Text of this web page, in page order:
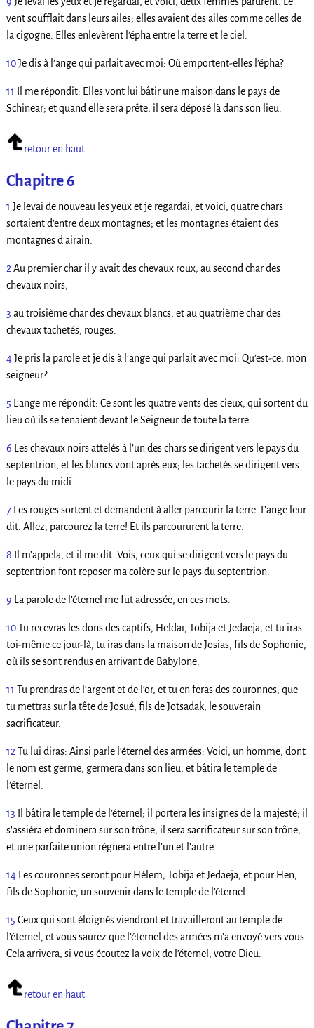
vent soufflait dans leurs ailes; elles avaient des ailes comme celles de
la cigogne. Elles enlevèrent l’épha entre la terre et le ciel.
10Je dis à l’ange qui parlait avec moi: Où emportent-elles l’épha?
11 Il me répondit: Elles vont lui bâtir une maison dans le pays de
Schinear; et quand elle sera prête, il sera déposé là dans son lieu.
retour en haut
Chapitre 6
1 Je levai de nouveau les yeux et je regardai, et voici, quatre chars
sortaient d’entre deux montagnes; et les montagnes étaient des
montagnes d’airain.
2 Au premier char il y avait des chevaux roux, au second char des
chevaux noirs,
3 au troisième char des chevaux blancs, et au quatrième char des
chevaux tachetés, rouges.
4Je pris la parole et je dis à l’ange qui parlait avec moi: Qu’est-ce, mon
seigneur?
5 L’ange me répondit: Ce sont les quatre vents des cieux, qui sortent du
lieu où ils se tenaient devant le Seigneur de toute la terre.
6 Les chevaux noirs attelés à l’un des chars se dirigent vers le pays du
septentrion, et les blancs vont après eux; les tachetés se dirigent vers
le pays du midi.
7Les rouges sortent et demandent à aller parcourir la terre. L’ange leur
dit: Allez, parcourez la terre! Et ils parcoururent la terre.
8 Il m’appela, et il me dit: Vois, ceux qui se dirigent vers le pays du
septentrion font reposer ma colère sur le pays du septentrion.
9 La parole de l’éternel me fut adressée, en ces mots:
10Tu recevras les dons des captifs, Heldaï, Tobija et Jedaeja, et tu iras
toi-même ce jour-là, tu iras dans la maison de Josias, fils de Sophonie,
où ils se sont rendus en arrivant de Babylone.
11 Tu prendras de l’argent et de l’or, et tu en feras des couronnes, que
tu mettras sur la tête de Josué, fils de Jotsadak, le souverain
sacrificateur.
12 Tu lui diras: Ainsi parle l’éternel des armées: Voici, un homme, dont
le nom est germe, germera dans son lieu, et bâtira le temple de
l’éternel.
13 Il bâtira le temple de l’éternel; il portera les insignes de la majesté; il
s’assiéra et dominera sur son trône, il sera sacrificateur sur son trône,
et une parfaite union régnera entre l’un et l’autre.
14Les couronnes seront pour Hélem, Tobija et Jedaeja, et pour Hen,
fils de Sophonie, un souvenir dans le temple de l’éternel.
15 Ceux qui sont éloignés viendront et travailleront au temple de
l’éternel; et vous saurez que l’éternel des armées m’a envoyé vers vous.
Cela arrivera, si vous écoutez la voix de l’éternel, votre Dieu.
retour en haut